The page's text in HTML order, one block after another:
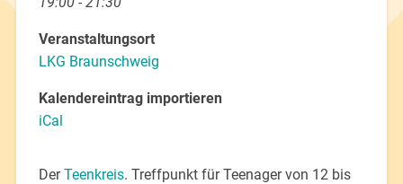
Veranstaltungsort
LKG Braunschweig
Kalendereintrag importieren
iCal
DerTeenkreis. Treffpunkt für Teenager von 12 bis